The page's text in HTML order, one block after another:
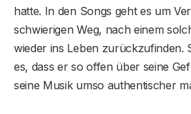
hatte. In den Songs geht es um
schwierigen Weg, nach einem
wieder ins Leben zurückzufinden.
es, dass er so offen über seine
seine Musik umso authentischer